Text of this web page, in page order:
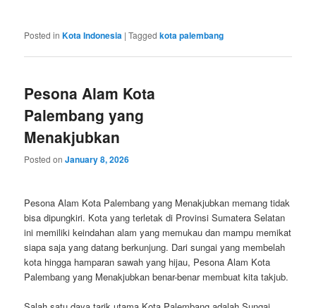
Posted in Kota Indonesia |Tagged kota palembang
Pesona Alam Kota
Palembang yang
Menakjubkan
Posted onJanuary 8, 2026
Pesona Alam Kota Palembang yang Menakjubkan memang tidak
bisa dipungkiri. Kota yang terletak di Provinsi Sumatera Selatan
ini memiliki keindahan alam yang memukau dan mampu memikat
siapa saja yang datang berkunjung. Dari sungai yang membelah
kota hingga hamparan sawah yang hijau, Pesona Alam Kota
Palembang yang Menakjubkan benar-benar membuat kita takjub.